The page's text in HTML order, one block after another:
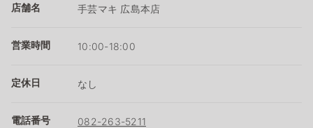
店舗名 手芸マキ 広島本店
営業時間 10:00-18:00
定休日 なし
電話番号 082-263-5211